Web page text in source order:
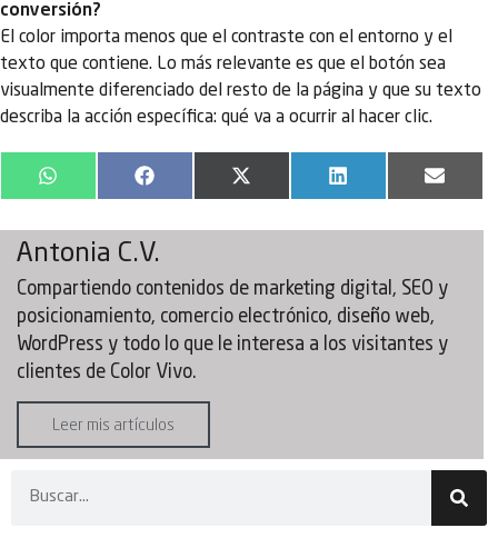
conversión?
El color importa menos que el contraste con el entorno y el
texto que contiene. Lo más relevante es que el botón sea
visualmente diferenciado del resto de la página y que su texto
describa la acción específica: qué va a ocurrir al hacer clic.
WhatsApp Facebook
X
(Twitter)
LinkedIn Email
Antonia C.V.
Compartiendo contenidos de marketing digital, SEO y
posicionamiento, comercio electrónico, diseño web,
WordPress y todo lo que le interesa a los visitantes y
clientes de Color Vivo.
Leer mis artículos